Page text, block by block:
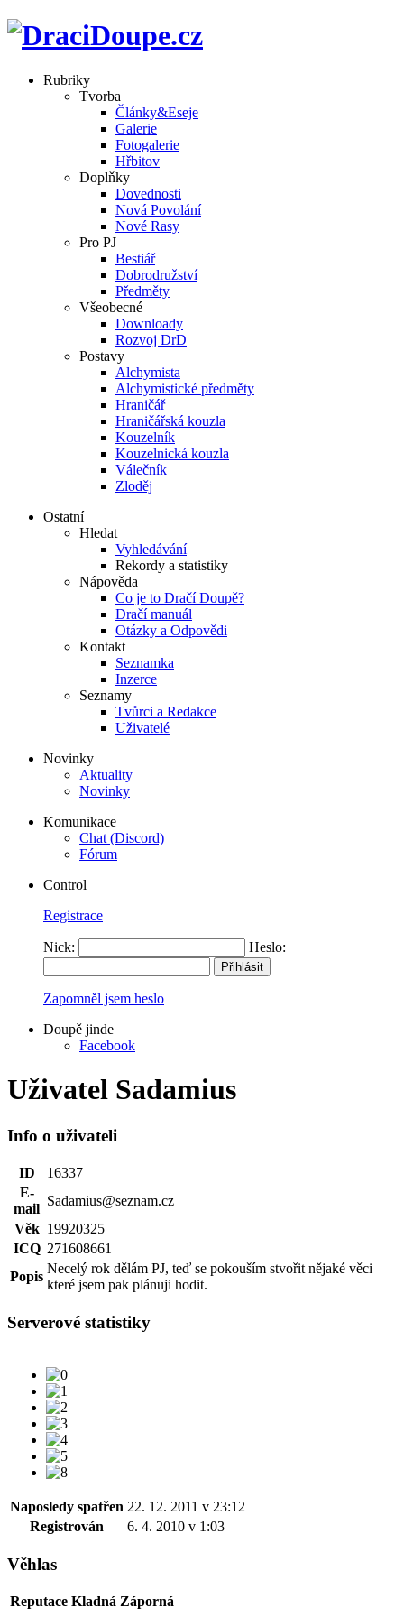
Rubriky
Tvorba
Články&Eseje
Galerie
Fotogalerie
Hřbitov
Doplňky
Dovednosti
Nová Povolání
Nové Rasy
Pro PJ
Bestiář
Dobrodružství
Předměty
Všeobecné
Downloady
Rozvoj DrD
Postavy
Alchymista
Alchymistické předměty
Hraničář
Hraničářská kouzla
Kouzelník
Kouzelnická kouzla
Válečník
Zloděj
Ostatní
Hledat
Vyhledávání
Rekordy a statistiky
Nápověda
Co je to Dračí Doupě?
Dračí manuál
Otázky a Odpovědi
Kontakt
Seznamka
Inzerce
Seznamy
Tvůrci a Redakce
Uživatelé
Novinky
Aktuality
Novinky
Komunikace
Chat (Discord)
Fórum
Control
Registrace
Nick: Heslo:
Zapomněl jsem heslo
Doupě jinde
Facebook
Uživatel Sadamius
Info o uživateli
ID
16337
E-
mail
Sadamius@seznam.cz
Věk 19920325
ICQ 271608661
Popis
Necelý rok dělám PJ, teď se pokouším stvořit nějaké věci
které jsem pak plánuji hodit.
Serverové statistiky
Naposledy spatřen 22. 12. 2011 v 23:12
Registrován
6. 4. 2010 v 1:03
Věhlas
Reputace Kladná Záporná